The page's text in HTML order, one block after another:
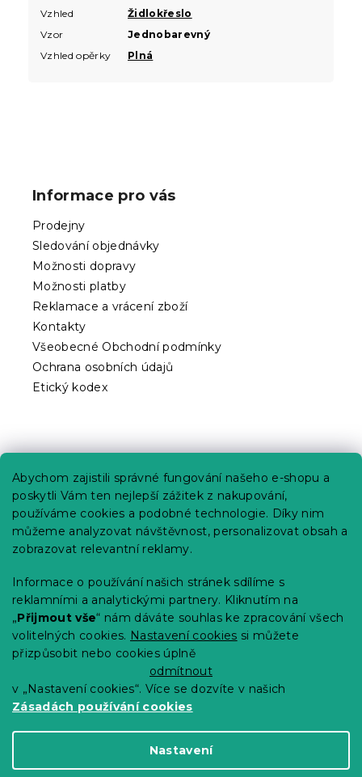
Abychom zajistili správné fungování našeho e-shopu a
poskytli Vám ten nejlepší zážitek z nakupování,
používáme cookies a podobné technologie. Díky nim
můžeme analyzovat návštěvnost, personalizovat obsah a
zobrazovat relevantní reklamy.
Informace o používání našich stránek sdílíme s
reklamními a analytickými partnery. Kliknutím na
„Přijmout vše“ nám dáváte souhlas ke zpracování všech
volitelných cookies. Nastavení cookies si můžete
přizpůsobit nebo cookies úplně
odmítnout
v „Nastavení cookies“. Více se dozvíte v našich
Zásadách používání cookies
Nastavení
Vzhled
Židlokřeslo
Vzor
Jednobarevný
Vzhled opěrky
Plná
Informace pro vás
Prodejny
Sledování objednávky
Možnosti dopravy
Možnosti platby
Reklamace a vrácení zboží
Kontakty
Všeobecné Obchodní podmínky
Ochrana osobních údajů
Etický kodex
Kariéra
Poptávky a B2B spolupráce
Proč se u nás registrovat?
Věrnostní program - Sleva až 10 %
Návody
Tabulky velikostí
Blog